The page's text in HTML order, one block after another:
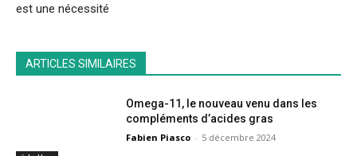
est une nécessité
ARTICLES SIMILAIRES
Omega-11, le nouveau venu dans les
compléments d’acides gras
Fabien Piasco - 5 décembre 2024